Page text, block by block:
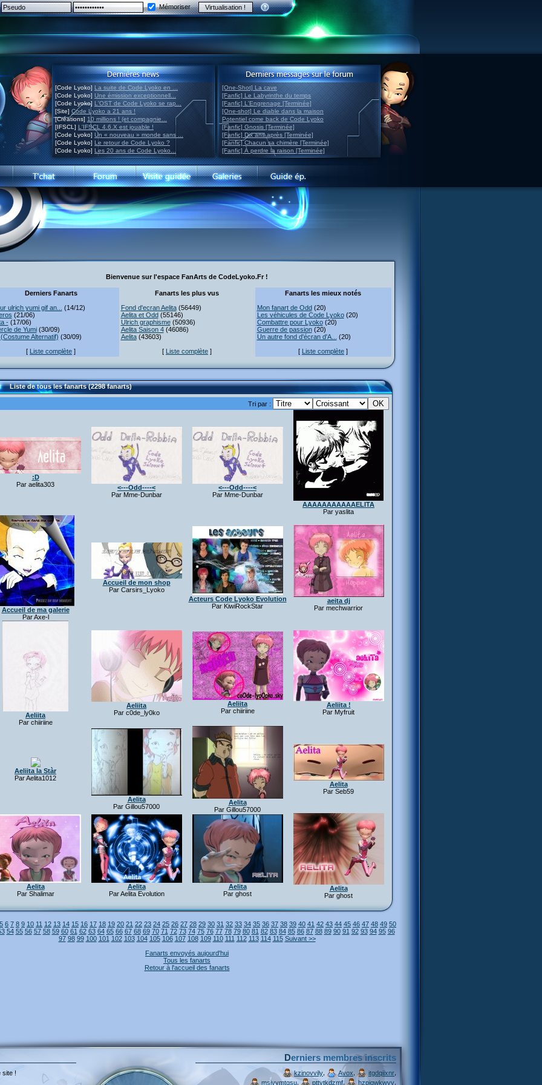
Mémoriser
[Code Lyoko] La suite de Code Lyoko en ...
[Code Lyoko] Une émission exceptionnell...
[Code Lyoko] L'OST de Code Lyoko se rap...
[Site] Code Lyoko a 21 ans !
[Créations] 10 millions ! (et compagnie...
[IFSCL] L'IFSCL 4.6.X est jouable !
[Code Lyoko] Un « nouveau » monde sans ...
[Code Lyoko] Le retour de Code Lyoko ?
[Code Lyoko] Les 20 ans de Code Lyoko...
[One-Shot] La cave
[Fanfic] Le Labyrinthe du temps
[Fanfic] L'Engrenage [Terminée]
[One-shot] Le diable dans la maison
Potentiel come back de Code Lyoko
[Fanfic] Gnosis [Terminée]
[Fanfic] Dix ans après [Terminée]
[Fanfic] Chacun sa chimère [Terminée]
[Fanfic] À perdre la raison [Terminée]
Bienvenue sur l'espace FanArts de CodeLyoko.Fr !
Derniers Fanarts
ulrich yumi gif an...
(14/12)
(21/06)
-(17/06)
de Yumi(30/09)
Alternatif) (30/09)
[ Liste complète ]
Fanarts les plus vus
Fond d'ecran Aelita(56449)
Aelita et Odd(55146)
Ulrich graphisme(50936)
Aelita Saison 4(46086)
Aelita(43603)
[ Liste complète ]
Fanarts les mieux notés
Mon fanart de Odd(20)
Les véhicules de Code Lyoko(20)
Combattre pour Lyoko(20)
Guerre de passion(20)
Un autre fond d'écran d'A...
(20)
[ Liste complète ]
Liste de tous les fanarts (2298 fanarts)
Tri par :
:D
Par aelita303
<---Odd----<
Par Mme-Dunbar
<---Odd----<
Par Mme-Dunbar
AAAAAAAAAAAELITA
Par yaslita
Accueil de ma galerie
Par Axe-l
Accueil de mon shop
Par Carsirs_Lyoko
Acteurs Code Lyoko Evolution
Par KiwiRockStar
aeita dj
Par mechwarrior
Aeliita
Par chiiriine
Aeliita
Par c0de_ly0ko
Aeliita
Par chiiriine
Aeliita !
Par Myfruit
Aeliita la Stàr
Par Aelita1012
Aelita
Par Gillou57000
Aelita
Par Gillou57000
Aelita
Par Seb59
Aelita
Par Shalimar
Aelita
Par Aelita Evolution
Aelita
Par ghost
Aelita
Par ghost
5 6 7 8 9 10 11 12 13 14 15 16 17 18 19 20 21 22 23 24 25 26 27 28 29 30 31 32 33 34 35 36 37 38 39 40 41 42 43 44 45 46 47 48 49 50
54 55 56 57 58 59 60 61 62 63 64 65 66 67 68 69 70 71 72 73 74 75 76 77 78 79 80 81 82 83 84 85 86 87 88 89 90 91 92 93 94 95 96
97 98 99 100 101 102 103 104 105 106 107 108 109 110 111 112 113 114 115 Suivant >>
Fanarts envoyés aujourd'hui
Tous les fanarts
Retour à l'accueil des fanarts
site !
Derniers membres inscrits
kzinovvily Avox itgdqiixnr
msivymtqsu, pttytkdzmf, hzpjqwkwvv